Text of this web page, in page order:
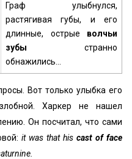
Граф улыбнулся,
растягивая губы, и его
длинные, острые волчьи
зубы странно
обнажились…
Вот только улыбка его
Харкер не нашел
Он посчитал, что сами
it was that his cast of face